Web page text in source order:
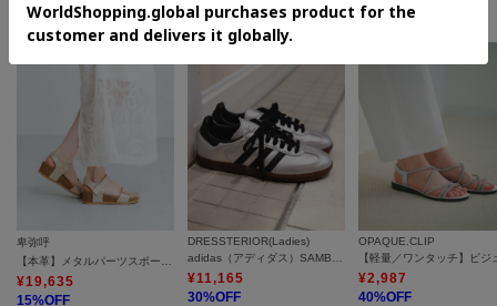
セールアイテムからのおすすめ
卑弥呼
【本革】メタルパーツスポーツサンダル／661203
¥19,635
15%OFF
DRESSTERIOR(Ladies)
adidas（アディダス）SAMBA OG W JI4218
¥11,165
30%OFF
OPAQUE.CLIP
¥2,987
40%OFF